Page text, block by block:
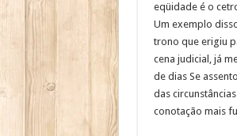
eqüidade é o
Um exemplo
trono que erigiu
cena judicial, já
de dias Se
das
conotação mais